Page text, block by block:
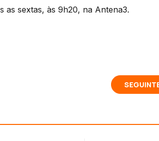
as sextas, às 9h20, na Antena3.